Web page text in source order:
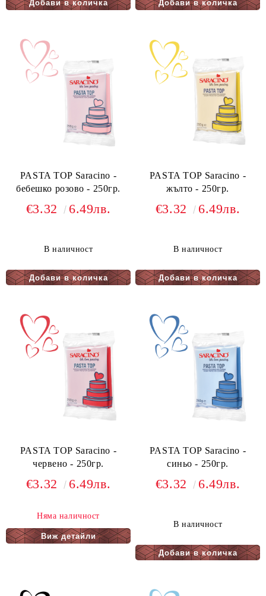
PASTA TOP Saracino -
бебешко розово - 250гр.
€3.32 6.49лв.
В наличност
PASTA TOP Saracino -
жълто - 250гр.
€3.32 6.49лв.
В наличност
PASTA TOP Saracino -
червено - 250гр.
€3.32 6.49лв.
Няма наличност
Виж детайли
PASTA TOP Saracino -
синьо - 250гр.
€3.32 6.49лв.
В наличност